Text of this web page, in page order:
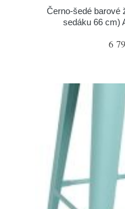
Černo-šedé barové
sedáku 66 cm)
6